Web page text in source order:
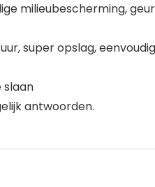
milieubescherming,
super opslag,
slaan
antwoorden.